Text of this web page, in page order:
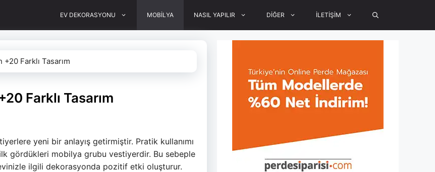
EV DEKORASYONU MOBİLYA NASIL YAPILIR DİĞER İLETİŞİM
Farklı Tasarım
Farklı Tasarım
yeni bir anlayış getirmiştir. Pratik kullanımı
gördükleri mobilya grubu vestiyerdir. Bu sebeple
ilgili dekorasyonda pozitif etki oluşturur.